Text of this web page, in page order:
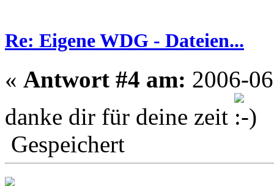
Re: Eigene WDG - Dateien...
« Antwort #4 am: 2006-
danke dir für deine zeit
Gespeichert